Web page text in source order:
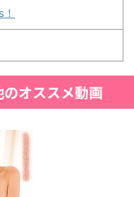
オススメ動画